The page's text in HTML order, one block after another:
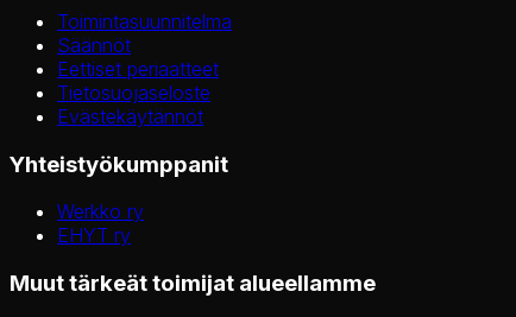
Toimintasuunnitelma
Säännöt
Eettiset periaatteet
Tietosuojaseloste
Evästekäytännöt
Yhteistyökumppanit
Werkko ry
EHYT ry
Muut tärkeät toimijat alueellamme